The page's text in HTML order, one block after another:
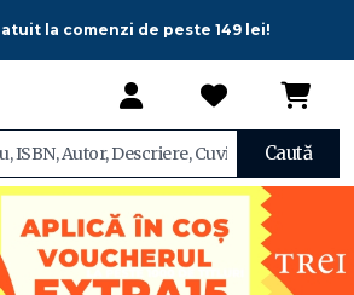
la comenzi de peste 149 lei!
Caută